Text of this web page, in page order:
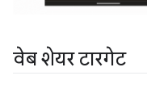
वेब शेयर टारगेट